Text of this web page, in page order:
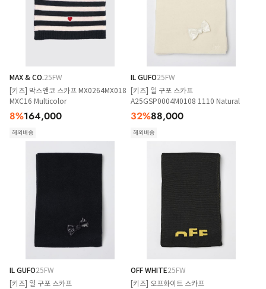
MAX & CO.25FW
[키즈] 막스앤코 스카프 MX0264MX018
MXC16 Multicolor
8%164,000
해외배송
IL GUFO25FW
[키즈] 일 구포 스카프
A25GSP0004M0108 1110 Natural
32%88,000
해외배송
IL GUFO25FW
[키즈] 일 구포 스카프
OFF WHITE25FW
[키즈] 오프화이트 스카프